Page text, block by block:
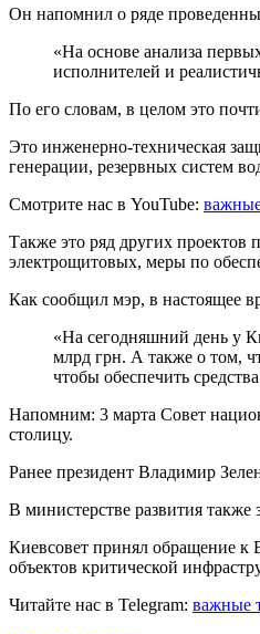
Он напомнил о ряде
«На основе анализа
исполнителей и
По его словам, в целом это
Это инженерно-техническая
генерации, резервных систем
Смотрите нас в YouTube:
Также это ряд других проектов
электрощитовых, меры по
Как сообщил мэр, в настоящее
«На сегодняшний день у
млрд грн. А также о том,
чтобы обеспечить
Напомним: 3 марта Совет
столицу.
Ранее президент Владимир
В министерстве развития
Киевсовет принял обращение к
объектов критической
Читайте нас в Telegram: важные